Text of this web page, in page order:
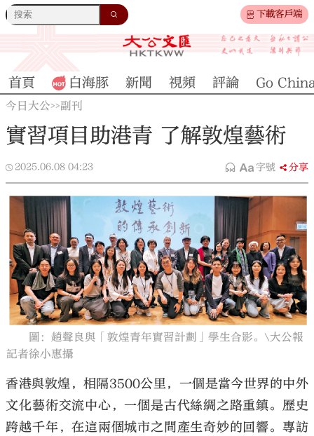
下載客戶端
大公文匯
首頁 白海豚 新聞 視頻 評論 Go
今日大公>>副刊
實習項目助港青 了解敦煌藝術
2025.06.08 04:23 字號 分享
圖：趙聲良與「敦煌青年實習計劃」學生合影。\大公報
記者徐小惠攝
香港與敦煌，相隔3500公里，一個是當今世界的中外
文化藝術交流中心，一個是古代絲綢之路重鎮。歷史
跨越千年，在這兩個城市之間產生奇妙的回響。專訪